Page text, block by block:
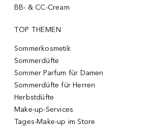
BB- & CC-Cream
TOP THEMEN
Sommerkosmetik
Sommerdüfte
Sommer Parfum für Damen
Sommerdüfte für Herren
Herbstdüfte
Make-up-Services
Tages-Make-up im Store